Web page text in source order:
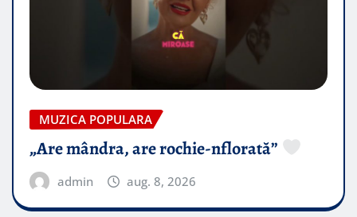
MUZICA POPULARA
„Are mândra, are rochie-nflorată”
admin aug. 8, 2026